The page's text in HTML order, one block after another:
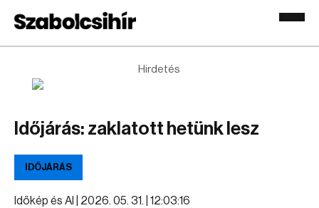
Hirdetés
Időjárás: zaklatott hetünk lesz
IDŐJÁRÁS
Időkép és AI | 2026. 05. 31. | 12:03:16